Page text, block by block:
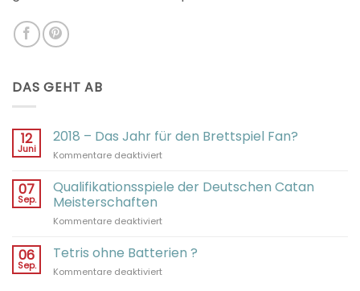
DAS GEHT AB
12
Juni
2018 – Das Jahr für den Brettspiel Fan?
Kommentare deaktiviertfür
–
Das
für
Brettspiel
07
Sep.
Qualifikationsspiele der Deutschen Catan
Meisterschaften
Kommentare deaktiviertfür
der
Deutschen
Catan
06
Sep.
Tetris ohne Batterien ?
Kommentare deaktiviertfür